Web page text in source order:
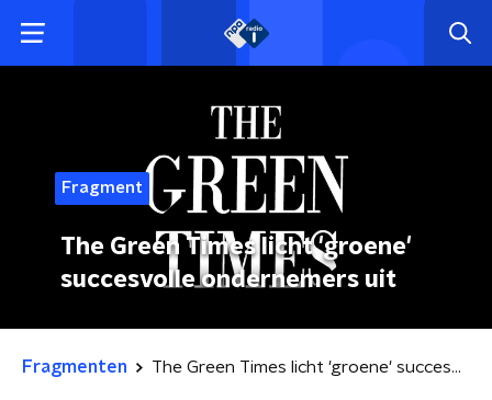
Fragment
The Green Times licht 'groene'
succesvolle ondernemers uit
Fragmenten The Green Times licht 'groene' succesvolle ondernemers uit